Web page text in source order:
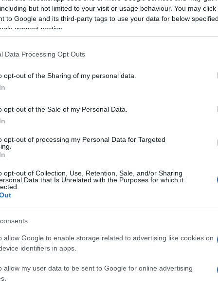
but not limited to your visit or usage behaviour. You may
to Google and its third-party tags to use your data for below
consent section.
Data Processing Opt Outs
opt-out of the Sharing of my personal data.
opt-out of the Sale of my Personal Data.
opt-out of processing my Personal Data for Targeted
opt-out of Collection, Use, Retention, Sale, and/or Sharing
Data that Is Unrelated with the Purposes for which it
allow Google to enable storage related to advertising like cookies on
identifiers in apps.
allow my user data to be sent to Google for online advertising
Manovra. Durante
ieri la cancelliera
molto attenta, molto
strutturali. Molto
pacchetto di riforme
realizzando in Italia,
, mentre
dalle nostre riforme“ . Questo quanto affermato dal
Europeo a Bruxelles, dove avrà un incontro